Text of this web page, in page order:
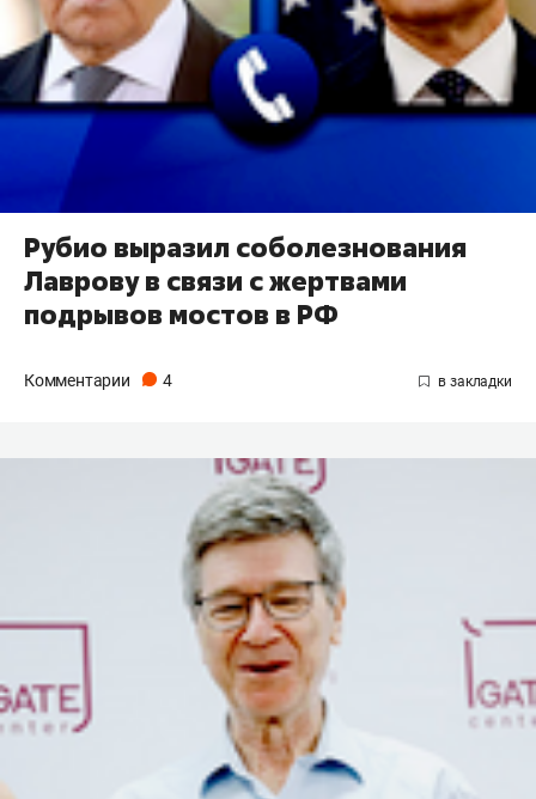
Рубио выразил соболезнования
Лаврову в связи с жертвами
подрывов мостов в РФ
Комментарии 4